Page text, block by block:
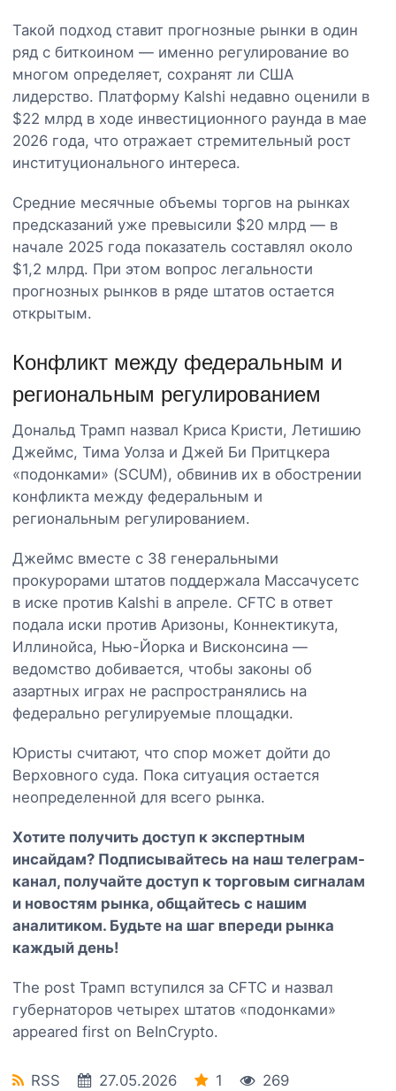
Такой подход ставит прогнозные рынки в один
ряд с биткоином — именно регулирование во
многом определяет, сохранят ли США
лидерство. Платформу Kalshi недавно оценили в
$22 млрд в ходе инвестиционного раунда в мае
2026 года, что отражает стремительный рост
институционального интереса.
Средние месячные объемы торгов на рынках
предсказаний уже превысили $20 млрд — в
начале 2025 года показатель составлял около
$1,2 млрд. При этом вопрос легальности
прогнозных рынков в ряде штатов остается
открытым.
Конфликт между федеральным и
региональным регулированием
Дональд Трамп назвал Криса Кристи, Летишию
Джеймс, Тима Уолза и Джей Би Притцкера
«подонками» (SCUM), обвинив их в обострении
конфликта между федеральным и
региональным регулированием.
Джеймс вместе с 38 генеральными
прокурорами штатов поддержала Массачусетс
в иске против Kalshi в апреле. CFTC в ответ
подала иски против Аризоны, Коннектикута,
Иллинойса, Нью-Йорка и Висконсина —
ведомство добивается, чтобы законы об
азартных играх не распространялись на
федерально регулируемые площадки.
Юристы считают, что спор может дойти до
Верховного суда. Пока ситуация остается
неопределенной для всего рынка.
Хотите получить доступ к экспертным
инсайдам? Подписывайтесь на наш телеграм-
канал, получайте доступ к торговым сигналам
и новостям рынка, общайтесь с нашим
аналитиком. Будьте на шаг впереди рынка
каждый день!
The post Трамп вступился за CFTC и назвал
губернаторов четырех штатов «подонками»
appeared first on BeInCrypto.
RSS 27.05.2026 1 269